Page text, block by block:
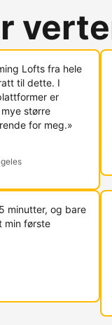
Lofts fra hele
til dette. I
er
større
for meg.»
minutter, og bare
min første